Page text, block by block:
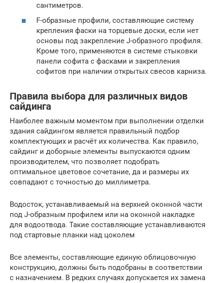
сантиметров.
F-образные профили, составляющие систему
крепления фаски на торцевые доски, если нет
основы под закрепление J-образного профиля.
Кроме того, применяются в системе стыковки
панели софита с фасками и закрепления
софитов при наличии открытых свесов карниза.
Правила выбора для различных видов
сайдинга
Наиболее важным моментом при выполнении отделки
здания сайдингом является правильный подбор
комплектующих и расчёт их количества. Как правило,
сайдинг и доборные элементы выпускаются одним
производителем, что позволяет подобрать
оптимальное цветовое сочетание, да и размеры их
совпадают с точностью до миллиметра.
Водосток, устанавливаемый на верхней оконной части
под J-образным профилем или на оконной накладке
для водоотвода. Такие составляющие устанавливаются
под стартовые планки над цоколем
Все элементы, составляющие единую облицовочную
конструкцию, должны быть подобраны в соответствии
с назначением. В редких случаях допускается их замена